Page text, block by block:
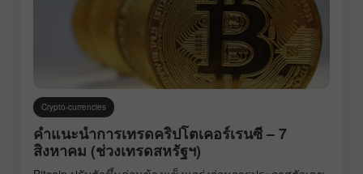
Crypto-currencies
คำแนะนำการเทรดคริปโตเคอร์เรนซี – 7
สิงหาคม (ช่วงเทรดสหรัฐฯ)